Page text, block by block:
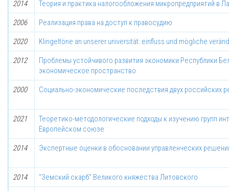
2014 Теория и практика налогообложения микропредприятий в
2006 Реализация права на доступ к правосудию
2020 Klingeltöne an unserer universität: einfluss und mögliche
2012
Проблемы устойчивого развития экономики Республики
экономическое пространство
2000 Социально-экономические последствия двух российских
2021
Теоретико-методологические подходы к изучению групп
Европейском союзе
2014 Экспертные оценки в обосновании управленческих
2014 "Земский скарб" Великого княжества Литовского